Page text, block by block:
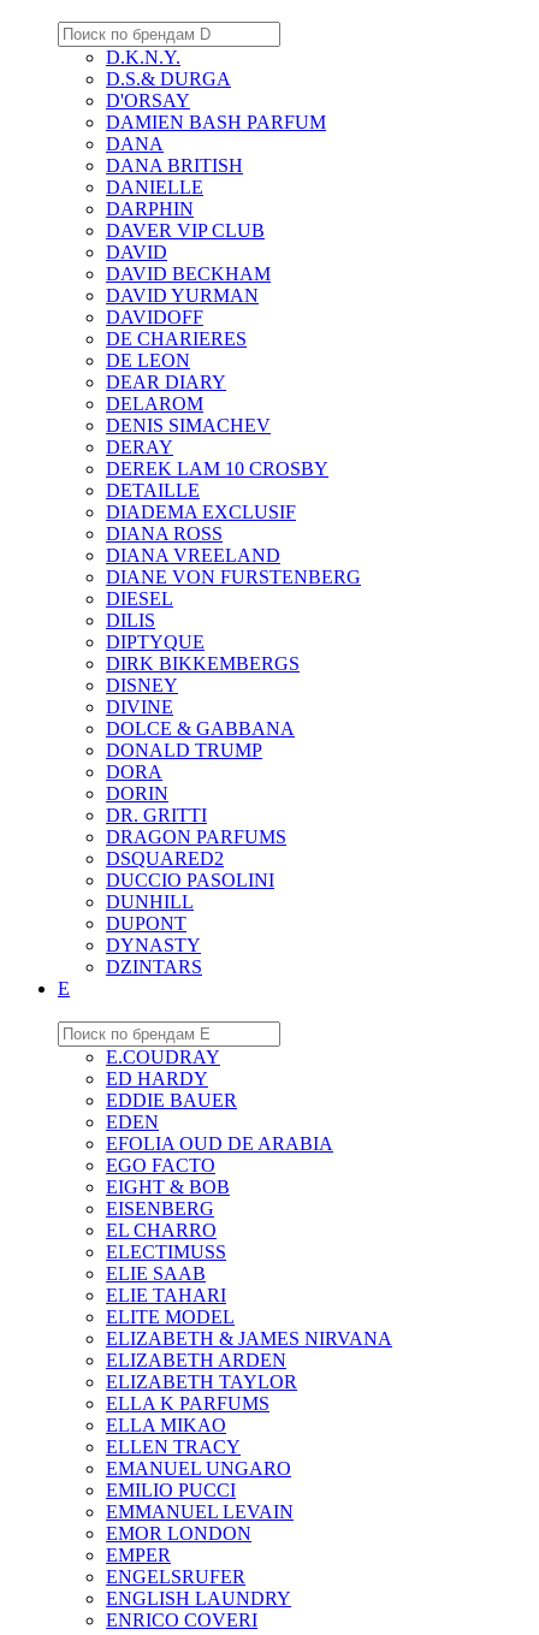
D.K.N.Y.
D.S.& DURGA
D'ORSAY
DAMIEN BASH PARFUM
DANA
DANA BRITISH
DANIELLE
DARPHIN
DAVER VIP CLUB
DAVID
DAVID BECKHAM
DAVID YURMAN
DAVIDOFF
DE CHARIERES
DE LEON
DEAR DIARY
DELAROM
DENIS SIMACHEV
DERAY
DEREK LAM 10 CROSBY
DETAILLE
DIADEMA EXCLUSIF
DIANA ROSS
DIANA VREELAND
DIANE VON FURSTENBERG
DIESEL
DILIS
DIPTYQUE
DIRK BIKKEMBERGS
DISNEY
DIVINE
DOLCE & GABBANA
DONALD TRUMP
DORA
DORIN
DR. GRITTI
DRAGON PARFUMS
DSQUARED2
DUCCIO PASOLINI
DUNHILL
DUPONT
DYNASTY
DZINTARS
E
E.COUDRAY
ED HARDY
EDDIE BAUER
EDEN
EFOLIA OUD DE ARABIA
EGO FACTO
EIGHT & BOB
EISENBERG
EL CHARRO
ELECTIMUSS
ELIE SAAB
ELIE TAHARI
ELITE MODEL
ELIZABETH & JAMES NIRVANA
ELIZABETH ARDEN
ELIZABETH TAYLOR
ELLA K PARFUMS
ELLA MIKAO
ELLEN TRACY
EMANUEL UNGARO
EMILIO PUCCI
EMMANUEL LEVAIN
EMOR LONDON
EMPER
ENGELSRUFER
ENGLISH LAUNDRY
ENRICO COVERI